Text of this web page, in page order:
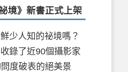
境》新書正式上架
少人知的祕境嗎？
錄了近90個攝影家
度破表的絕美景